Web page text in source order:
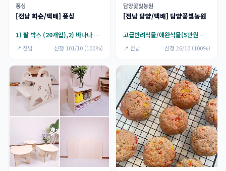
퐁싱
[전남 화순/택배] 퐁싱
1) 팥 박스 (20개입),2) 바나나 박스 (20개입),3) [택배] 팥 박스 (20개입),4) [택배] 바나나 박스 (20개입)
📍 전남 신청 101/10 (100%)
담양꽃빛농원
[전남 담양/택배] 담양꽃빛농원
고급반려식물/애완식물(5만원 이용권)
📍 전남 신청 26/10 (100%)